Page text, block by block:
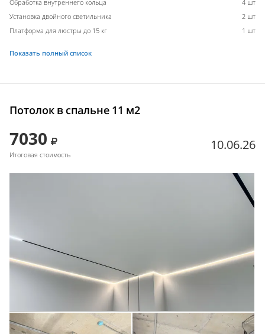
Обработка внутреннего кольца
4 шт
Установка двойного светильника
2 шт
Платформа для люстры до 15 кг
1 шт
Показать полный список
Потолок в спальне 11 м2
7030
Итоговая стоимость
10.06.26